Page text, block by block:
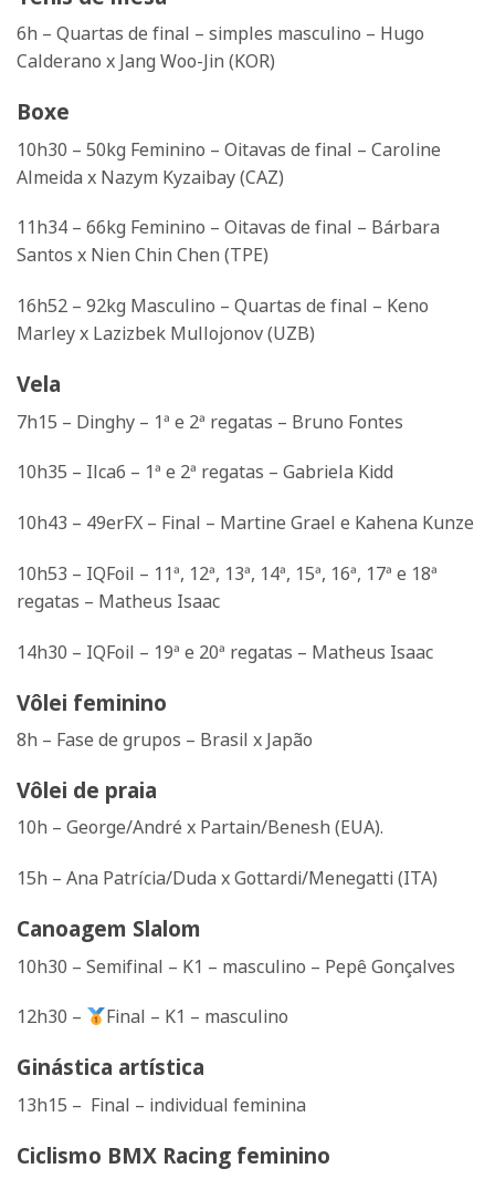
6h – Quartas de final – simples masculino – Hugo
Calderano x Jang Woo-Jin (KOR)
Boxe
10h30 – 50kg Feminino – Oitavas de final – Caroline
Almeida x Nazym Kyzaibay (CAZ)
11h34 – 66kg Feminino – Oitavas de final – Bárbara
Santos x Nien Chin Chen (TPE)
16h52 – 92kg Masculino – Quartas de final – Keno
Marley x Lazizbek Mullojonov (UZB)
Vela
7h15 – Dinghy – 1ª e 2ª regatas – Bruno Fontes
10h35 – Ilca6 – 1ª e 2ª regatas – Gabriela Kidd
10h43 – 49erFX – Final – Martine Grael e Kahena Kunze
10h53 – IQFoil – 11ª, 12ª, 13ª, 14ª, 15ª, 16ª, 17ª e 18ª
regatas – Matheus Isaac
14h30 – IQFoil – 19ª e 20ª regatas – Matheus Isaac
Vôlei feminino
8h – Fase de grupos – Brasil x Japão
Vôlei de praia
10h – George/André x Partain/Benesh (EUA).
15h – Ana Patrícia/Duda x Gottardi/Menegatti (ITA)
Canoagem Slalom
10h30 – Semifinal – K1 – masculino – Pepê Gonçalves
12h30 – Final – K1 – masculino
Ginástica artística
13h15 – Final – individual feminina
Ciclismo BMX Racing feminino